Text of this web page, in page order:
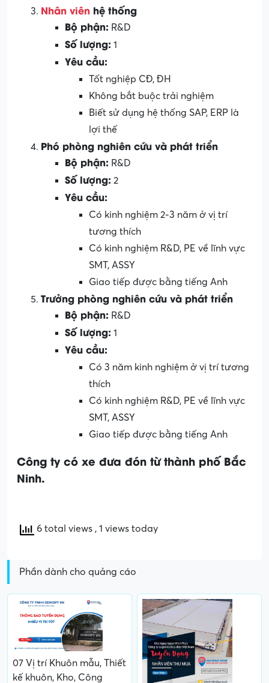
Nhân viên hệ thống
Bộ phận: R&D
Số lượng: 1
Yêu cầu:
Tốt nghiệp CĐ, ĐH
Không bắt buộc trải nghiệm
Biết sử dụng hệ thống SAP, ERP là
lợi thế
Phó phòng nghiên cứu và phát triển
Bộ phận: R&D
Số lượng: 2
Yêu cầu:
Có kinh nghiệm 2-3 năm ở vị trí
tương thích
Có kinh nghiệm R&D, PE về lĩnh vực
SMT, ASSY
Giao tiếp được bằng tiếng Anh
Trưởng phòng nghiên cứu và phát triển
Bộ phận: R&D
Số lượng: 1
Yêu cầu:
Có 3 năm kinh nghiệm ở vị trí tương
thích
Có kinh nghiệm R&D, PE về lĩnh vực
SMT, ASSY
Giao tiếp được bằng tiếng Anh
Công ty có xe đưa đón từ thành phố Bắc
Ninh.
6 total views , 1 views today
Phần dành cho quảng cáo
07 Vị trí Khuôn mẫu, Thiết
kế khuôn, Kho, Công